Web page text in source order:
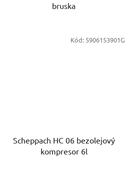
bruska
Scheppach HC 06 bezolejový
kompresor 6l
Kód: 5906153901G